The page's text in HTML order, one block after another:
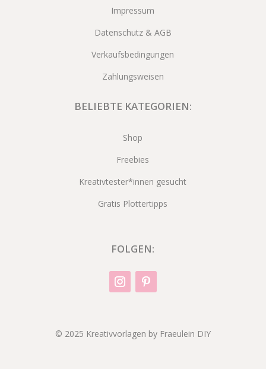
Impressum
Datenschutz & AGB
Verkaufsbedingungen
Zahlungsweisen
BELIEBTE KATEGORIEN:
Shop
Freebies
Kreativtester*innen gesucht
Gratis Plottertipps
FOLGEN:
© 2025 Kreativvorlagen by Fraeulein DIY